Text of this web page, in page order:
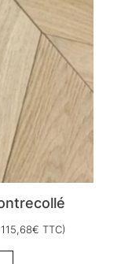
115,68€ TTC)